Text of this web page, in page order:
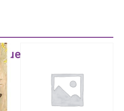
interesarte